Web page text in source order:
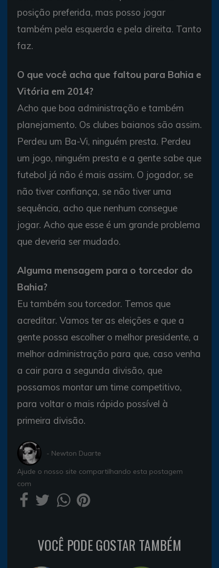
posição preferida, mas posso jogar
também pela esquerda e pela direita. Tanto
faz.
O que você acha que faltou para Bahia e
Vitória em 2014?
Acho que boa administração e também
planejamento. Os clubes baianos são assim.
Perdeu um Ba-Vi, ninguém presta. Perdeu
um jogo, ninguém presta e a gente sabe que
futebol já não é mais assim. O jogador, se
não tiver confiança, se não tiver uma
sequência, acho que nenhum consegue
jogar. Acho que esse é um grande problema
que deveria ser mudado.
Alguma mensagem para o torcedor do
Bahia?
Eu também sou torcedor. Temos que
acreditar. Vamos ter as eleições e que a
gente possa escolher o melhor presidente, a
melhor administração para que, caso venha
a cair para a segunda divisão, que
possamos montar um time competitivo,
para voltar o mais rápido possível à
primeira divisão.
- Newton Duarte
Ajude o nosso site compartilhando esta postagem
com
VOCÊ PODE GOSTAR TAMBÉM